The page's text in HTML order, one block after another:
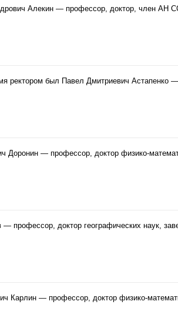
Алекин — профессор, доктор, член АН
ректором был Павел Дмитриевич Астапенко
— профессор, доктор физико-
профессор, доктор географических наук,
Карлин — профессор, доктор физико-